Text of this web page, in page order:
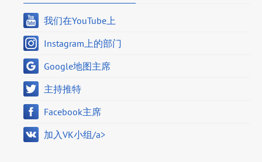
我们在YouTube上
Instagram上的部门
Google地图主席
主持推特
Facebook主席
加入VK小组/a>